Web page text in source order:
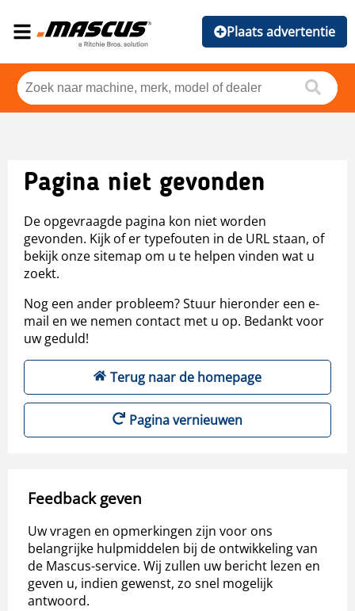
Plaats advertentie
Pagina niet gevonden
De opgevraagde pagina kon niet worden
gevonden. Kijk of er typefouten in de URL staan, of
bekijk onze sitemap om u te helpen vinden wat u
zoekt.
Nog een ander probleem? Stuur hieronder een e-
mail en we nemen contact met u op. Bedankt voor
uw geduld!
Terug naar de homepage
Pagina vernieuwen
Feedback geven
Uw vragen en opmerkingen zijn voor ons
belangrijke hulpmiddelen bij de ontwikkeling van
de Mascus-service. Wij zullen uw bericht lezen en
geven u, indien gewenst, zo snel mogelijk
antwoord.